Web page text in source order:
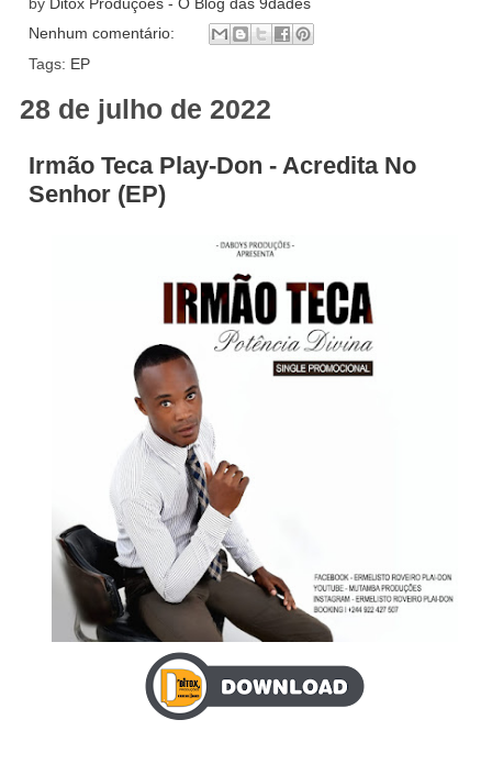
by Ditox Produções - O Blog das 9dades
Nenhum comentário:
Tags: EP
28 de julho de 2022
Irmão Teca Play-Don - Acredita No
Senhor (EP)